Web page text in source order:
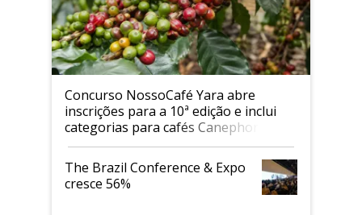
Concurso NossoCafé Yara abre
inscrições para a 10ª edição e inclui
categorias para cafés Canephora
The Brazil Conference & Expo
cresce 56%